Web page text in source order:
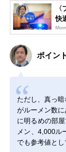
快
ポイン
ただし、真っ
がルーメン数
に明るめの部
メン、4,000ル
でも参考値とし